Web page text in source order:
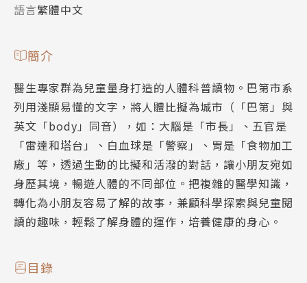
語言繁體中文
簡介
醫生專家群為兒童量身打造的人體科普讀物。巴第市系
列用淺顯易懂的文字，將人體比擬為城市（「巴第」與
英文「body」同音），如：大腦是「市長」、五官是
「雷達和塔台」、白血球是「警察」、胃是「食物加工
廠」等，透過生動的比擬和活潑的對話，讓小朋友宛如
身歷其境，暢遊人體的不同部位。把複雜的醫學知識，
轉化為小朋友容易了解的故事，兼顧科學探索與兒童閱
讀的趣味，輕鬆了解身體的運作，培養健康的身心。
目錄